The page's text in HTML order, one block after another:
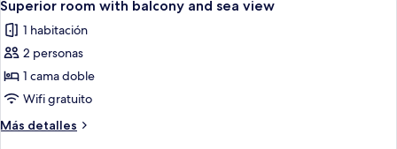
Sea
Side
todas
las
fotos
de
Superior
room
with
Superior room with balcony and sea view
1 habitación
2 personas
1 cama doble
Wifi gratuito
Más detalles
Más